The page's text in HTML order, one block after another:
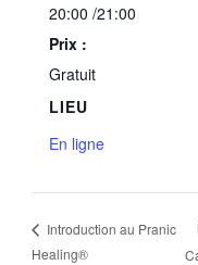
20:00 /21:00
Prix :
Gratuit
LIEU
En ligne
Introduction au Pranic
Healing®